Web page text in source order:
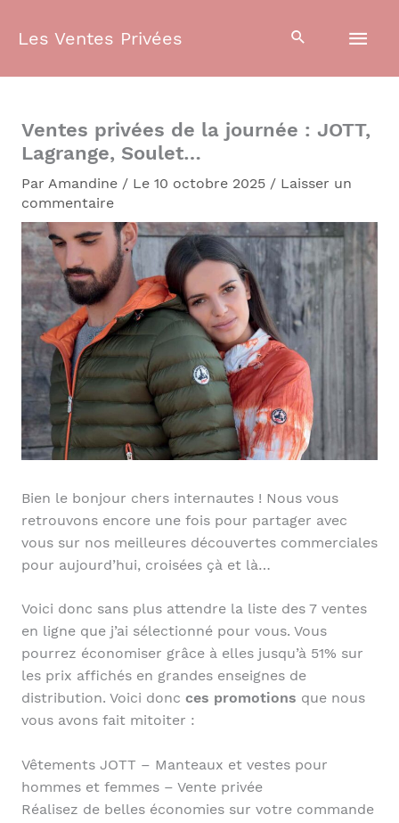
Les Ventes Privées
Ventes privées de la journée : JOTT,
Lagrange, Soulet…
Par Amandine / Le 10 octobre 2025 / Laisser un
commentaire
Bien le bonjour chers internautes ! Nous vous
retrouvons encore une fois pour partager avec
vous sur nos meilleures découvertes commerciales
pour aujourd’hui, croisées çà et là…
Voici donc sans plus attendre la liste des 7 ventes
en ligne que j’ai sélectionné pour vous. Vous
pourrez économiser grâce à elles jusqu’à 51% sur
les prix affichés en grandes enseignes de
distribution. Voici donc ces promotions que nous
vous avons fait mitoiter :
Vêtements JOTT – Manteaux et vestes pour
hommes et femmes – Vente privée
Réalisez de belles économies sur votre commande